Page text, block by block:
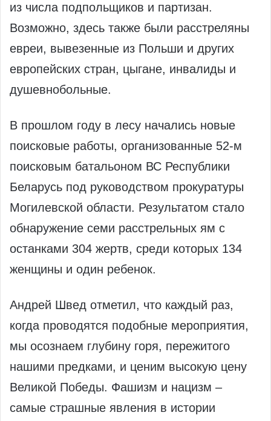
из числа подпольщиков и партизан.
Возможно, здесь также были расстреляны
евреи, вывезенные из Польши и других
европейских стран, цыгане, инвалиды и
душевнобольные.
В прошлом году в лесу начались новые
поисковые работы, организованные 52-м
поисковым батальоном ВС Республики
Беларусь под руководством прокуратуры
Могилевской области. Результатом стало
обнаружение семи расстрельных ям с
останками 304 жертв, среди которых 134
женщины и один ребенок.
Андрей Швед отметил, что каждый раз,
когда проводятся подобные мероприятия,
мы осознаем глубину горя, пережитого
нашими предками, и ценим высокую цену
Великой Победы. Фашизм и нацизм –
самые страшные явления в истории